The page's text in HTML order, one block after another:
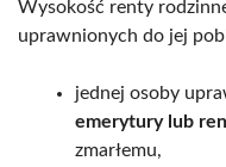
Wysokość renty
uprawnionych do jej
jednej osoby
emerytury lub
zmarłemu,